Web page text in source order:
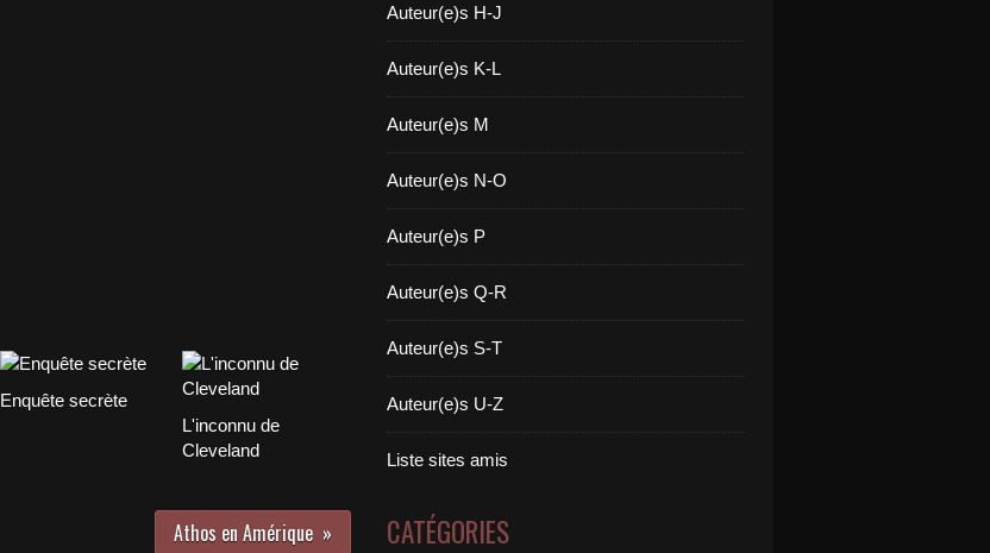
Enquête secrète
L'inconnu de
Cleveland
Athos en Amérique
Auteur(e)s H-J
Auteur(e)s K-L
Auteur(e)s M
Auteur(e)s N-O
Auteur(e)s P
Auteur(e)s Q-R
Auteur(e)s S-T
Auteur(e)s U-Z
Liste sites amis
CATÉGORIES